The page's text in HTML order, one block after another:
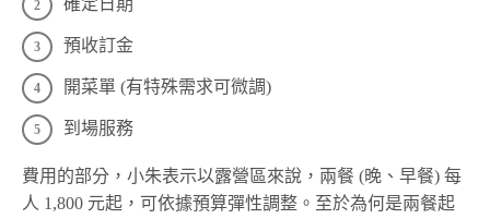
預收訂金
開菜單 (有特殊需求可微調)
到場服務
費用的部分，小朱表示以露營區來說，兩餐 (晚、早餐) 每
人 1,800 元起，可依據預算彈性調整。至於為何是兩餐起